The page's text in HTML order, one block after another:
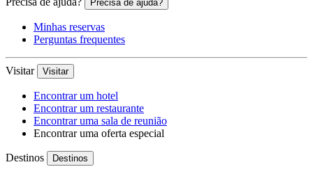
Precisa de ajuda?
Minhas reservas
Perguntas frequentes
Visitar Visitar
Encontrar um hotel
Encontrar um restaurante
Encontrar uma sala de reunião
Encontrar uma oferta especial
Destinos Destinos